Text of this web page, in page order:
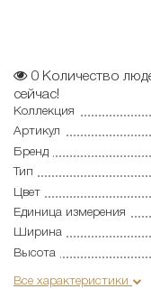
0 Количество
сейчас!
Коллекция
Артикул
Бренд
Тип
Цвет
Единица измерения
Ширина
Высота
Все характеристики